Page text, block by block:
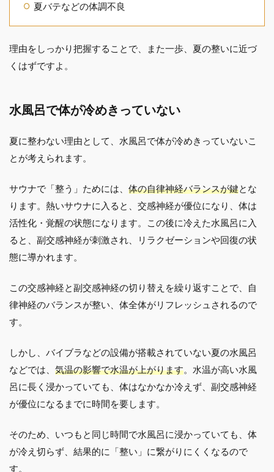
夏バテなどの体調不良
理由をしっかり把握することで、また一歩、夏の整いに近づ
くはずですよ。
水風呂で体が冷めきっていない
夏に整わない理由として、水風呂で体が冷めきっていないこ
とが考えられます。
サウナで「整う」ためには、 体の自律神経バランスが鍵とな
ります。熱いサウナに入ると、交感神経が優位になり、体は
活性化・覚醒の状態になります。この後に冷えた水風呂に入
ると、副交感神経が刺激され、リラクゼーションや回復の状
態に導かれます。
この交感神経と副交感神経の切り替えを繰り返すことで、自
律神経のバランスが整い、体全体がリフレッシュされるので
す。
しかし、バイブラなどの設備が搭載されていない夏の水風呂
などでは、 気温の影響で水温が上がります。水温が高い水風
呂に長く浸かっていても、体はなかなか冷えず、副交感神経
が優位になるまでに時間を要します。
そのため、いつもと同じ時間で水風呂に浸かっていても、体
が冷え切らず、結果的に「整い」に繋がりにくくなるので
す。